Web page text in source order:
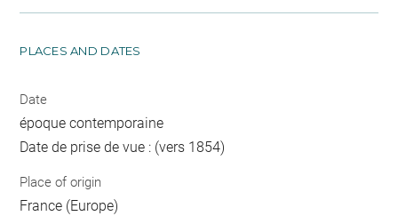
PLACES AND DATES
Date
époque contemporaine
Date de prise de vue : (vers 1854)
Place of origin
France (Europe)